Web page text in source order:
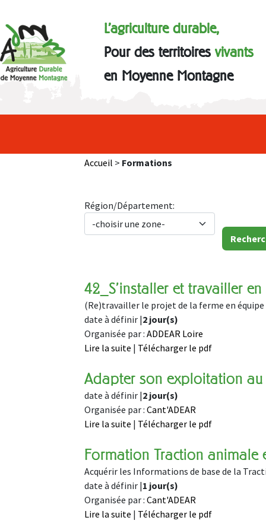
L'agriculture durable,
Pour des territoiresvivants
en Moyenne Montagne
Accueil > Formations
Région/Département:
42_S'installer et travailler
(Re)travailler le projet de la ferme en équipe
date à définir |2 jour(s)
Organisée par : ADDEAR Loire
Lire la suite | Télécharger le pdf
Adapter son exploitation
date à définir |2 jour(s)
Organisée par : Cant'ADEAR
Lire la suite | Télécharger le pdf
Formation Traction animale
Acquérir les Informations de base de la
date à définir |1 jour(s)
Organisée par : Cant'ADEAR
Lire la suite | Télécharger le pdf